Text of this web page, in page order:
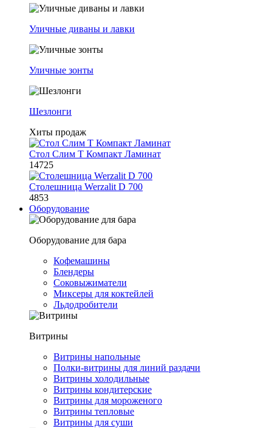
Уличные диваны и лавки
Уличные зонты
Шезлонги
Хиты продаж
Стол Слим Т Компакт Ламинат
14725
Столешница Werzalit D 700
4853
Оборудование
Оборудование для бара
Кофемашины
Блендеры
Соковыжиматели
Миксеры для коктейлей
Льдодробители
Витрины
Витрины напольные
Полки-витрины для линий раздачи
Витрины холодильные
Витрины кондитерские
Витрины для мороженого
Витрины тепловые
Витрины для суши